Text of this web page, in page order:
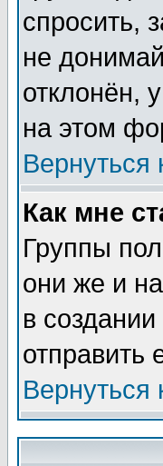
спросить,
не
отклонён,
на этом
Вернуться
Как мне
Группы
они же и
в
отправить
Вернуться